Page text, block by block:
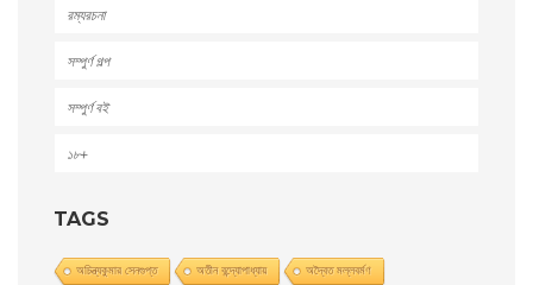
রম্যরচনা
সম্পুর্ণ গল্প
সম্পুর্ণ বই
১৮+
TAGS
অচিন্ত্যকুমার সেনগুপ্ত অতীন বন্দ্যোপাধ্যায় অদ্বৈত মল্লবর্মণ